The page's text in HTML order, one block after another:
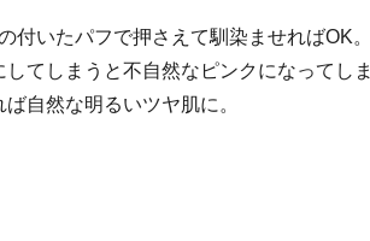
付いたパフで押さえて馴染ませればOK。
てしまうと不自然なピンクになってしま
自然な明るいツヤ肌に。